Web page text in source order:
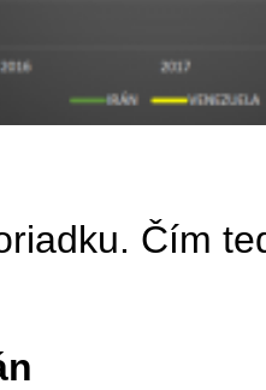
Čím